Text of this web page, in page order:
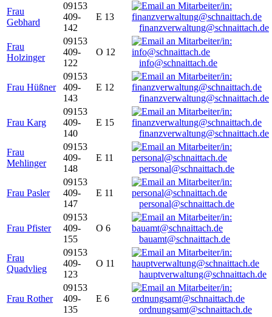
Frau
Gebhard
09153
409-
142
E 13
finanzverwaltung@schnaittach.de
Frau
Holzinger
09153
409-
122
O 12
info@schnaittach.de
Frau Hüßner
09153
409-
143
E 12
finanzverwaltung@schnaittach.de
Frau Karg
09153
409-
140
E 15
finanzverwaltung@schnaittach.de
Frau
Mehlinger
09153
409-
148
E 11
personal@schnaittach.de
Frau Pasler
09153
409-
147
E 11
personal@schnaittach.de
Frau Pfister
09153
409-
155
O 6
bauamt@schnaittach.de
Frau
Quadvlieg
09153
409-
123
O 11
hauptverwaltung@schnaittach.de
Frau Rother
09153
409-
135
E 6
ordnungsamt@schnaittach.de